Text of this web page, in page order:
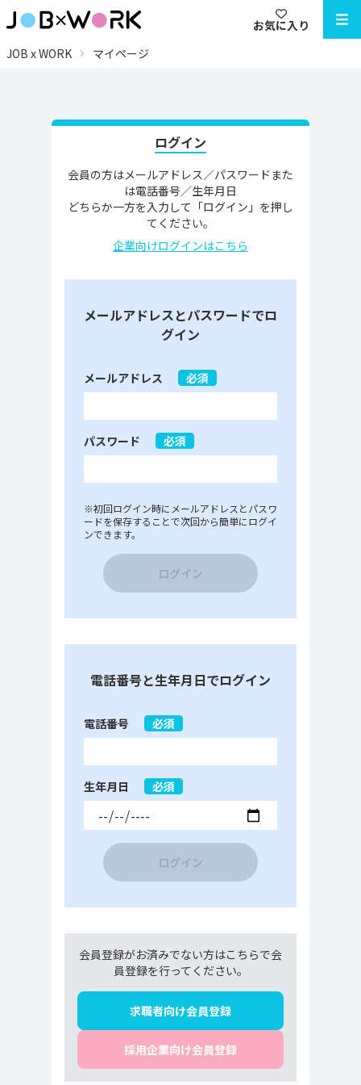
お気に入り
JOB x WORK
マイページ
ログイン
会員の方はメールアドレス／パスワードまた
は電話番号／生年月日
どちらか一方を入力して「ログイン」を押し
てください。
企業向けログインはこちら
メールアドレスとパスワードでロ
グイン
メールアドレス 必須
パスワード 必須
※初回ログイン時にメールアドレスとパスワ
ードを保存することで次回から簡単にログイ
ンできます。
ログイン
電話番号と生年月日でログイン
電話番号 必須
生年月日 必須
ログイン
会員登録がお済みでない方はこちらで会
員登録を行ってください。
求職者向け会員登録
採用企業向け会員登録